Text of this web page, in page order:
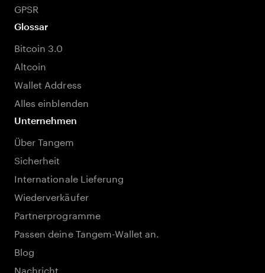
GPSR
Glossar
Bitcoin 3.0
Altcoin
Wallet Address
Alles einblenden
Unternehmen
Über Tangem
Sicherheit
Internationale Lieferung
Wiederverkäufer
Partnerprogramme
Passen deine Tangem-Wallet an.
Blog
Nachricht